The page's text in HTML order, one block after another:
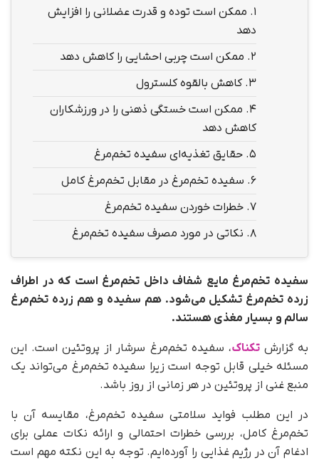
1. ممکن است توده و قدرت عضلانی را افزایش
دهد
2. ممکن است چربی احشایی را کاهش دهد
3. کاهش بالقوه کلسترول
4. ممکن است خستگی ذهنی را در ورزشکاران
کاهش دهد
5. حقایق تغذیه‌ای سفیده تخم‌مرغ
6. سفیده تخم‌مرغ در مقابل تخم‌مرغ کامل
7. خطرات خوردن سفیده تخم‌مرغ
8. نکاتی در مورد مصرف سفیده تخم‌مرغ
سفیده تخم‌مرغ مایع شفاف داخل تخم‌مرغ است که در اطراف
زرده تخم‌مرغ تشکیل می‌شود. هم سفیده و هم زرده تخم‌مرغ
سالم و بسیار مغذی هستند.
به گزارشتکناک، سفیده تخم‌مرغ سرشار از پروتئین است. این
مسئله خیلی قابل توجه است زیرا سفیده تخم‌مرغ می‌تواند یک
منبع غنی از پروتئین در هر زمانی از روز باشد.
در این مطلب فواید سلامتی سفیده تخم‌مرغ، مقایسه آن با
تخم‌مرغ کامل، بررسی خطرات احتمالی و ارائه نکات عملی برای
ادغام آن در رژیم غذایی را آورده‌ایم. توجه به این نکته مهم است